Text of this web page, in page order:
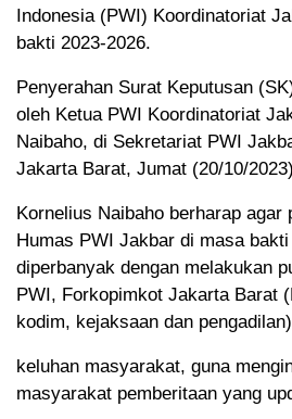
Indonesia (PWI) Koordinatoriat
bakti 2023-2026.
Penyerahan Surat Keputusan
oleh Ketua PWI Koordinatoriat
Naibaho, di Sekretariat PWI
Jakarta Barat, Jumat (20/10/
Kornelius Naibaho berharap agar
Humas PWI Jakbar di masa
diperbanyak dengan melakukan
PWI, Forkopimkot Jakarta Barat
kodim, kejaksaan dan
keluhan masyarakat, guna
masyarakat pemberitaan yang